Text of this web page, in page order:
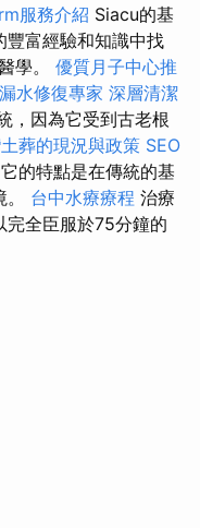
服務介紹 Siacu的基
豐富經驗和知識中找
學。 優質月子中心推
水修復專家 深層清潔
，因為它受到古老根
葬的現況與政策 SEO
的特點是在傳統的基
台中水療療程 治療
完全臣服於75分鐘的